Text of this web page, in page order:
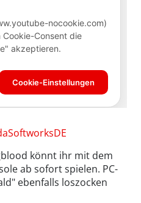
könnt ihr mit dem
ab sofort spielen. PC-
ebenfalls loszocken